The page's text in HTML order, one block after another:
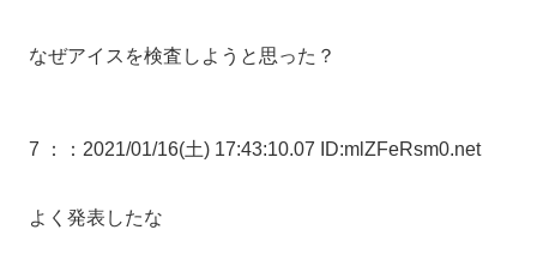
なぜアイスを検査しようと思った？
7 ： ：2021/01/16(土) 17:43:10.07 ID:mlZFeRsm0.net
よく発表したな